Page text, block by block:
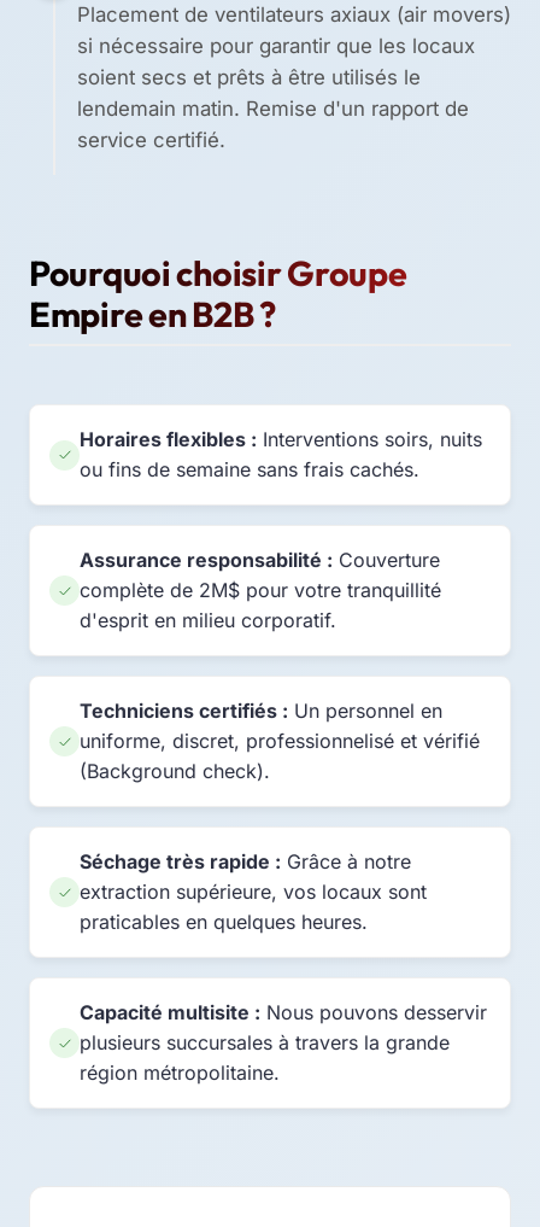
Placement de ventilateurs axiaux (air movers)
si nécessaire pour garantir que les locaux
soient secs et prêts à être utilisés le
lendemain matin. Remise d'un rapport de
service certifié.
Pourquoi choisir Groupe
Empire en B2B ?
Horaires flexibles : Interventions soirs, nuits
ou fins de semaine sans frais cachés.
Assurance responsabilité : Couverture
complète de 2M$ pour votre tranquillité
d'esprit en milieu corporatif.
Techniciens certifiés : Un personnel en
uniforme, discret, professionnelisé et vérifié
(Background check).
Séchage très rapide : Grâce à notre
extraction supérieure, vos locaux sont
praticables en quelques heures.
Capacité multisite : Nous pouvons desservir
plusieurs succursales à travers la grande
région métropolitaine.